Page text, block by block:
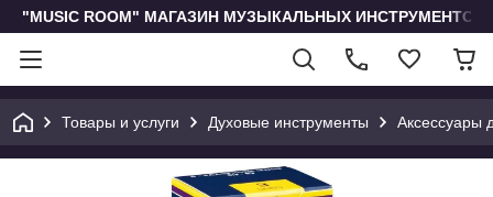
"MUSIC ROOM" МАГАЗИН МУЗЫКАЛЬНЫХ
Товары и услуги Духовые инструменты Аксессуары